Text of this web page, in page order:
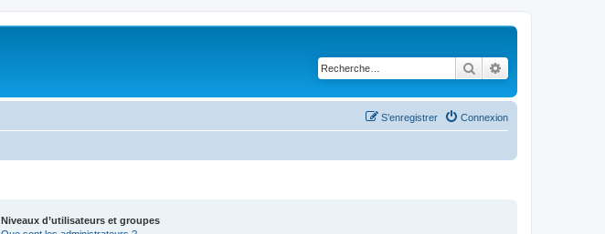
Rechercher
Connexion
S’enregistrer
Niveaux d’utilisateurs et groupes